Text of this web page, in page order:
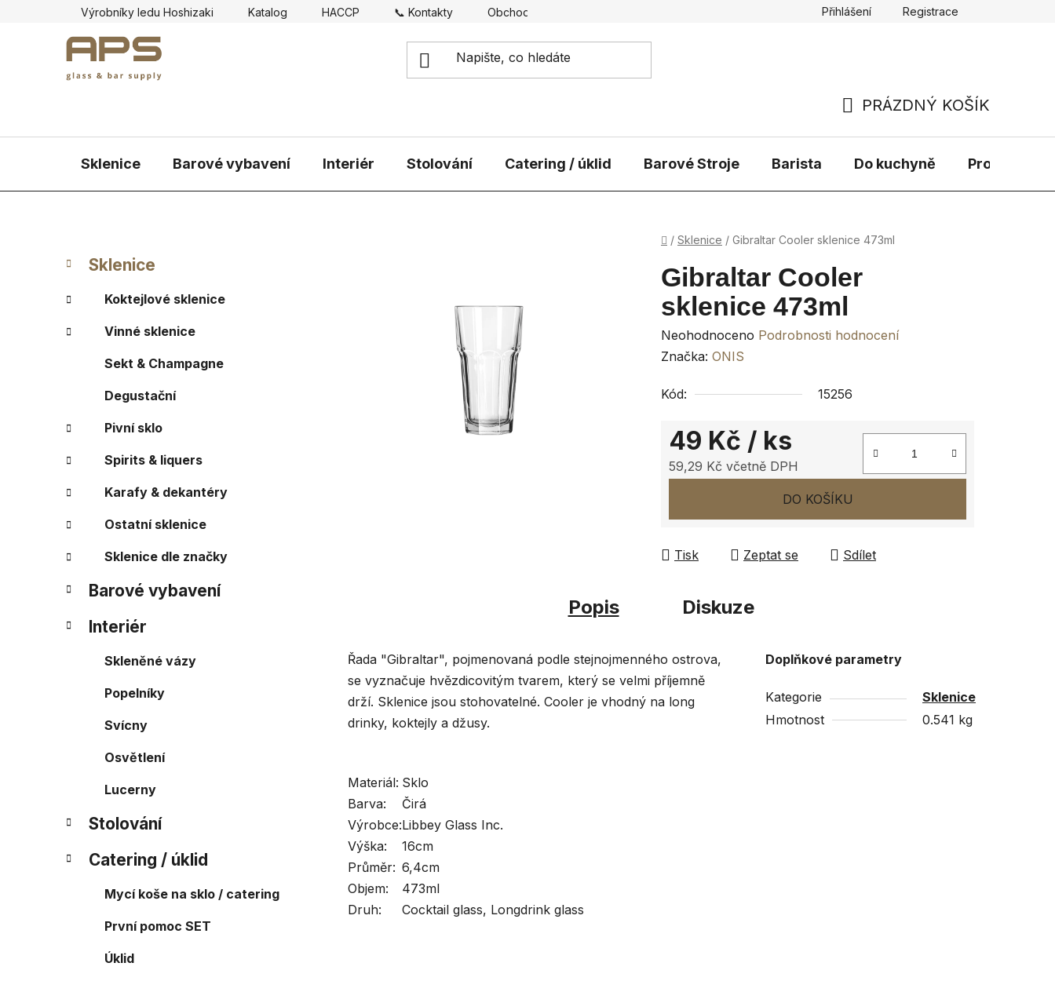
Výrobníky ledu Hoshizaki Katalog HACCP 📞 Kontakty Obchodní podmínky Přihlášení Registrace
KOŠÍK
PRÁZDNÝ KOŠÍK
Sklenice Barové vybavení Interiér Stolování Catering / úklid Barové Stroje Barista Do kuchyně Prodávané
Domů
/ Sklenice / Gibraltar Cooler sklenice 473ml
P
s
r
í
p
a
e
l
Přeskočit
kategorie
a
e
g
o
Sklenice
Koktejlové sklenice
Vinné sklenice
Sekt & Champagne
Degustační
Pivní sklo
Spirits & liquers
Karafy & dekantéry
Ostatní sklenice
Sklenice dle značky
Barové vybavení
Interiér
Skleněné vázy
Popelníky
Svícny
Osvětlení
Lucerny
Stolování
Catering / úklid
Mycí koše na sklo / catering
První pomoc SET
Úklid
Gibraltar Cooler
sklenice 473ml
Průměrné
hodnocení
je
hvězdiček.
Neohodnoceno Podrobnosti hodnocení
Značka: ONIS
Kód: 15256
49 Kč / ks
59,29 Kč včetně DPH
DO KOŠÍKU
Tisk Zeptat se Sdílet
Popis Diskuze
Řada "Gibraltar", pojmenovaná podle stejnojmenného ostrova,
se vyznačuje hvězdicovitým tvarem, který se velmi příjemně
drží. Sklenice jsou stohovatelné. Cooler je vhodný na long
drinky, koktejly a džusy.
Materiál: Sklo
Barva:
Čirá
Výrobce:Libbey Glass Inc.
Výška:
16cm
Průměr: 6,4cm
Objem:
473ml
Druh:
Cocktail glass, Longdrink glass
Doplňkové parametry
Kategorie
Sklenice
Hmotnost
0.541 kg